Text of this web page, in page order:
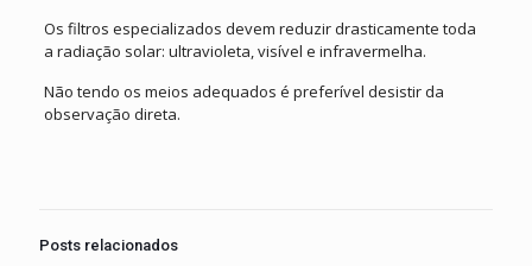
Os filtros especializados devem reduzir drasticamente toda
a radiação solar: ultravioleta, visível e infravermelha.
Não tendo os meios adequados é preferível desistir da
observação direta.
Posts relacionados